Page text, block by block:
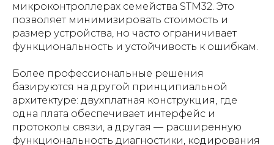
микроконтроллерах семейства STM32. Это
позволяет минимизировать стоимость и
размер устройства, но часто ограничивает
функциональность и устойчивость к ошибкам.
Более профессиональные решения
базируются на другой принципиальной
архитектуре: двухплатная конструкция, где
одна плата обеспечивает интерфейс и
протоколы связи, а другая — расширенную
функциональность диагностики, кодирования